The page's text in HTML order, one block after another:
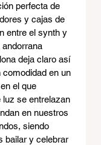
perfecta de
y cajas de
entre el synth y
deja claro así
en un
el que
luz se entrelazan
en nuestros
siendo
bailar y celebrar